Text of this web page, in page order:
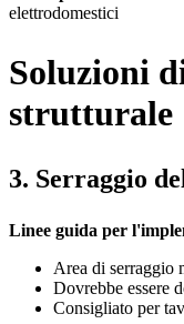
elettrodomestici
Soluzioni
strutturale
3. Serraggio
Linee guida per
Area di serraggio
Dovrebbe essere
Consigliato per